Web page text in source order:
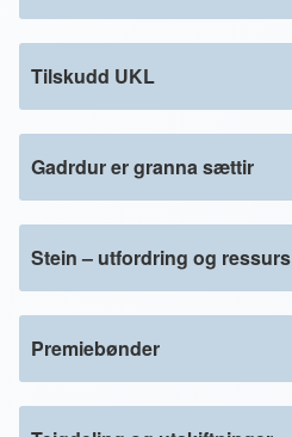
Tilskudd UKL
Gadrdur er granna sættir
Stein – utfordring og ressurs
Premiebønder